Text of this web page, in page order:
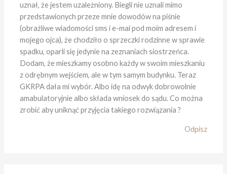
uznał, że jestem uzależniony. Biegli nie uznali mimo
przedstawionych przeze mnie dowodów na piśnie
(obraźliwe wiadomości sms i e-mai pod moim adresem i
mojego ojca), że chodziło o sprzeczki rodzinne w sprawie
spadku, oparli się jedynie na zeznaniach siostrzeńca.
Dodam, że mieszkamy osobno każdy w swoim mieszkaniu
z odrębnym wejściem, ale w tym samym budynku. Teraz
GKRPA dała mi wybór. Albo idę na odwyk dobrowolnie
amabulatoryjnie albo składa wniosek do sądu. Co można
zrobić aby uniknąć przyjęcia takiego rozwiązania ?
Odpisz